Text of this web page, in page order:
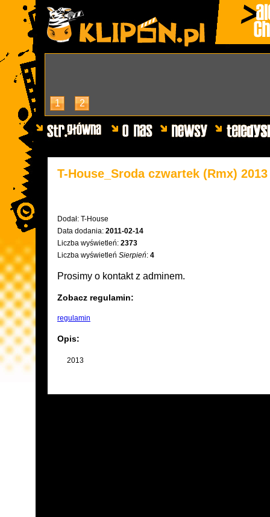
1 2
T-House_Sroda czwartek (Rmx) 2013
Dodał: T-House
Data dodania: 2011-02-14
Liczba wyświetleń: 2373
Liczba wyświetleń Sierpień: 4
Prosimy o kontakt z adminem.
Zobacz regulamin:
regulamin
Opis:
2013